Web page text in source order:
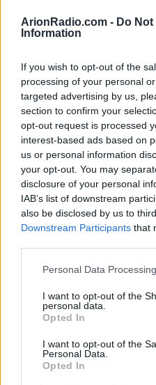
ArionRadio.com - Do
Information
If you wish to opt-out of the
processing of your personal
targeted advertising by us,
section to confirm your
opt-out request is processed
interest-based ads based on
us or personal information
your opt-out. You may
disclosure of your personal
IAB’s list of downstream
also be disclosed by us to
Downstream Participants that
Personal Data
I want to opt-out of the
personal data.
Opted In
I want to opt-out of the
Personal Data.
Opted In
Ο